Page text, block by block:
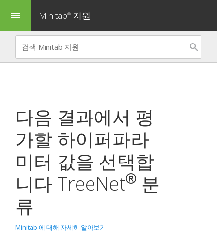
menu Minitab® 지원
다음 결과에서 평
가할 하이퍼파라
미터 값을 선택합
니다 TreeNet® 분
류
Minitab 에 대해 자세히 알아보기